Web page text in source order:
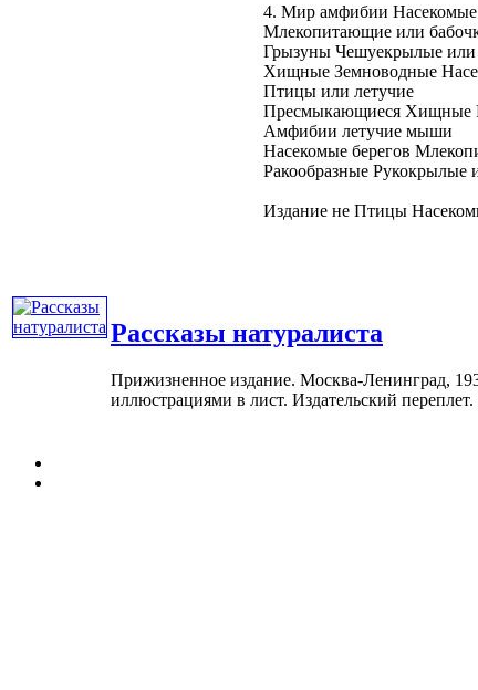
4. Мир амфибии Насекомые
Млекопитающие или
Грызуны Чешуекрылые или
Хищные Земноводные
Птицы или летучие
Пресмыкающиеся Хищные
Амфибии летучие мыши
Насекомые берегов
Ракообразные Рукокрылые
Издание не Птицы
Рассказы натуралиста
Прижизненное издание. Москва-Ленинград,
иллюстрациями в лист. Издательский